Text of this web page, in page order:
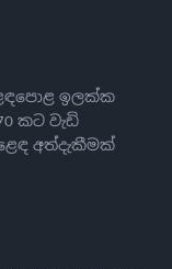
ඉලක්ක
කට වැඩි
අත්දැකීමක්